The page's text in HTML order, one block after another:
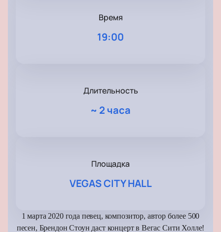
Время
19:00
Длительность
~ 2 часа
Площадка
VEGAS CITY HALL
1 марта 2020 года певец, композитор, автор более 500
песен, Брендон Стоун даст концерт в Вегас Сити Холле!